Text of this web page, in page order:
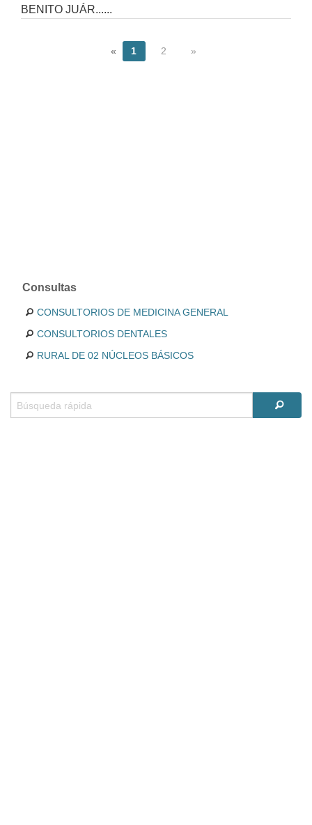
BENITO JUÁR......
« 1 2 »
Consultas
CONSULTORIOS DE MEDICINA GENERAL
CONSULTORIOS DENTALES
RURAL DE 02 NÚCLEOS BÁSICOS